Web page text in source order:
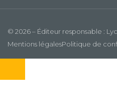
© 2026 – Éditeur responsable :
Mentions légalesPolitique de